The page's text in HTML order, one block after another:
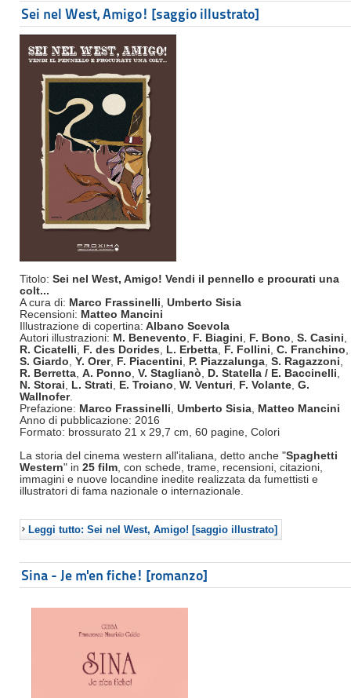
Sei nel West, Amigo! [saggio illustrato]
Titolo: Sei nel West, Amigo! Vendi il pennello e procurati una
colt...
A cura di: Marco Frassinelli Umberto Sisia
Recensioni: Matteo Mancini
Illustrazione di copertina: Albano Scevola
Autori illustrazioni: M. Benevento F. Biagini F. Bono S. Casini
R. Cicatelli
F. des Dorides L. Erbetta F. Follini C. Franchino
S. Giardo Y. Orer, F. Piacentini P. Piazzalunga S. Ragazzoni
R. Berretta A. Ponno V. Staglianò D. Statella / E. Baccinelli
N. Storai
L. Strati E. Troiano W. Venturi F. Volante G.
Wallnofer.
Prefazione: Marco Frassinelli Umberto Sisia
Matteo Mancini
Anno di pubblicazione: 2016
Formato: brossurato 21 x 29,7 cm, 60 pagine, Colori
La storia del cinema western all'italiana, detto anche "Spaghetti
Western" in 25 film , con schede, trame, recensioni, citazioni,
immagini e nuove locandine inedite realizzata da fumettisti e
illustratori di fama nazionale o internazionale.
Leggi tutto: Sei nel West, Amigo! [saggio illustrato]
Sina - Je m'en fiche! [romanzo]